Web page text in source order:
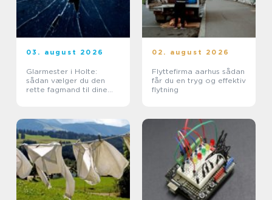
03. august 2026
Glarmester i Holte:
sådan vælger du den
rette fagmand til dine
02. august 2026
Flyttefirma aarhus sådan
får du en tryg og effektiv
flytning